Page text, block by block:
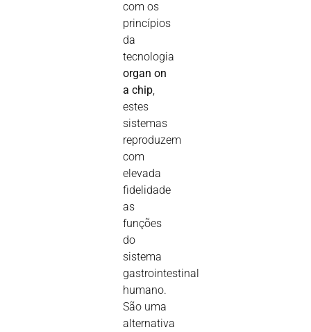
com os
princípios
da
tecnologia
organ on
a chip
estes
sistemas
reproduzem
com
elevada
fidelidade
as
funções
do
sistema
gastrointestinal
humano.
São uma
alternativa